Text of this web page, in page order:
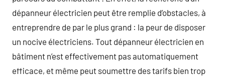
dépanneur électricien peut être remplie d’obstacles, à
entreprendre de par le plus grand : la peur de disposer
un nocive électriciens. Tout dépanneur électricien en
bâtiment n’est effectivement pas automatiquement
efficace, et même peut soumettre des tarifs bien trop